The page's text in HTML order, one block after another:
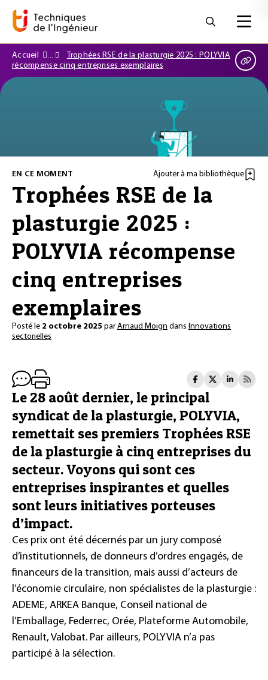
Accueil
Trophées RSE de la plasturgie 2025 : POLYVIA
récompense cinq entreprises exemplaires
EN CE MOMENT Ajouter à ma bibliothèque
Trophées RSE de la
plasturgie 2025 :
POLYVIA récompense
cinq entreprises
exemplaires
Posté le 2 octobre 2025 parArnaud Moign dans Innovations
sectorielles
Le 28 août dernier, le principal
syndicat de la plasturgie, POLYVIA,
remettait ses premiers Trophées RSE
de la plasturgie à cinq entreprises du
secteur. Voyons qui sont ces
entreprises inspirantes et quelles
sont leurs initiatives porteuses
d’impact.
Ces prix ont été décernés par un jury composé
d’institutionnels, de donneurs d’ordres engagés, de
financeurs de la transition, mais aussi d’acteurs de
l’économie circulaire, non spécialistes de la plasturgie :
ADEME, ARKEA Banque, Conseil national de
l’Emballage, Federrec, Orée, Plateforme Automobile,
Renault, Valobat. Par ailleurs, POLYVIA n’a pas
participé à la sélection.